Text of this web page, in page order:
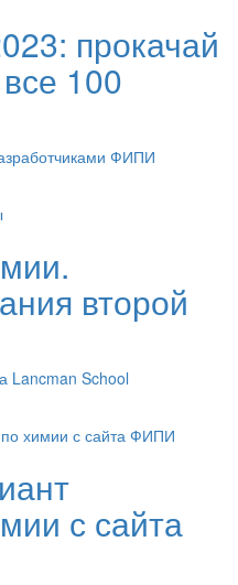
прокачай
100
ФИПИ
второй
Lancman School
с сайта